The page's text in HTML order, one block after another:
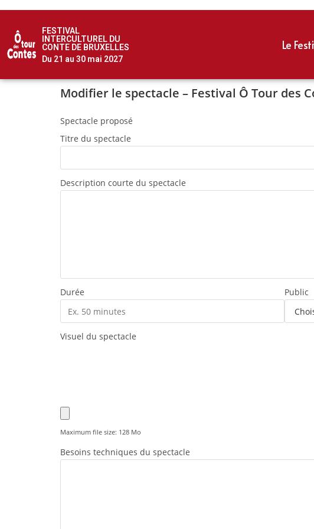
FESTIVAL
INTERCULTUREL DU
CONTE DE BRUXELLES
Du 21 au 30 mai 2027
Le
Modifier le spectacle – Festival Ô Tour des
Spectacle proposé
Titre du spectacle
Description courte du spectacle
Durée Public
Visuel du spectacle
Maximum file size: 128 Mo
Besoins techniques du spectacle